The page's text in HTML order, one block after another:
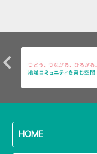
HOME